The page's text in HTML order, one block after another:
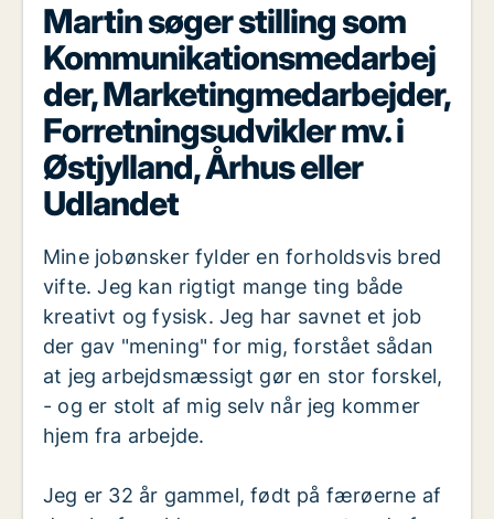
Martin søger stilling som
Kommunikationsmedarbej
der, Marketingmedarbejder,
Forretningsudvikler mv. i
Østjylland, Århus eller
Udlandet
Mine jobønsker fylder en forholdsvis bred
vifte. Jeg kan rigtigt mange ting både
kreativt og fysisk. Jeg har savnet et job
der gav "mening" for mig, forstået sådan
at jeg arbejdsmæssigt gør en stor forskel,
- og er stolt af mig selv når jeg kommer
hjem fra arbejde.
Jeg er 32 år gammel, født på færøerne af